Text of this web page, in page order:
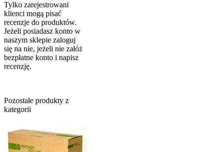
Tylko zarejestrowani
klienci mogą pisać
recenzje do produktów.
Jeżeli posiadasz konto w
naszym sklepie zaloguj
się na nie, jeżeli nie załóż
bezpłatne konto i napisz
recenzję.
Pozostałe produkty z
kategorii